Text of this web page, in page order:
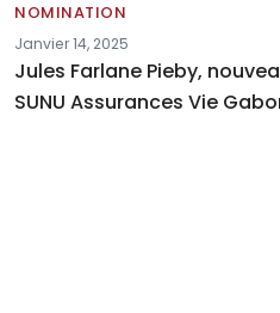
NOMINATION
Janvier 14, 2025
Jules Farlane Pieby,
SUNU Assurances Vie